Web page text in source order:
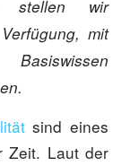
wir
mit
sind eines
Zeit. Laut der